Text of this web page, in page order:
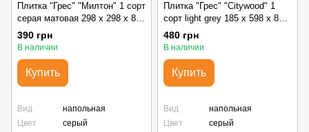
Плитка "Грес" "Милтон" 1 сорт
серая матовая 298 х 298 х 8,5
мм
390 грн
В наличии
Купить
Вид
напольная
Цвет
серый
Плитка "Грес" "Citywood" 1
сорт light grey 185 х 598 x 8
мм
480 грн
В наличии
Купить
Вид
напольная
Цвет
серый